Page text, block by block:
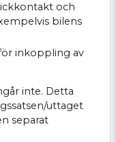
och
bilens
inkoppling av
inte. Detta
uttaget
separat